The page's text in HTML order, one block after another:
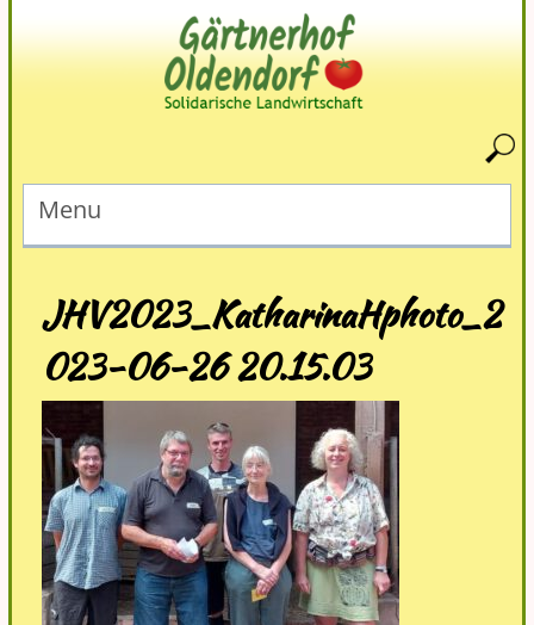
Menu
JHV2023_KatharinaHphoto_2
023-06-26 20.15.03